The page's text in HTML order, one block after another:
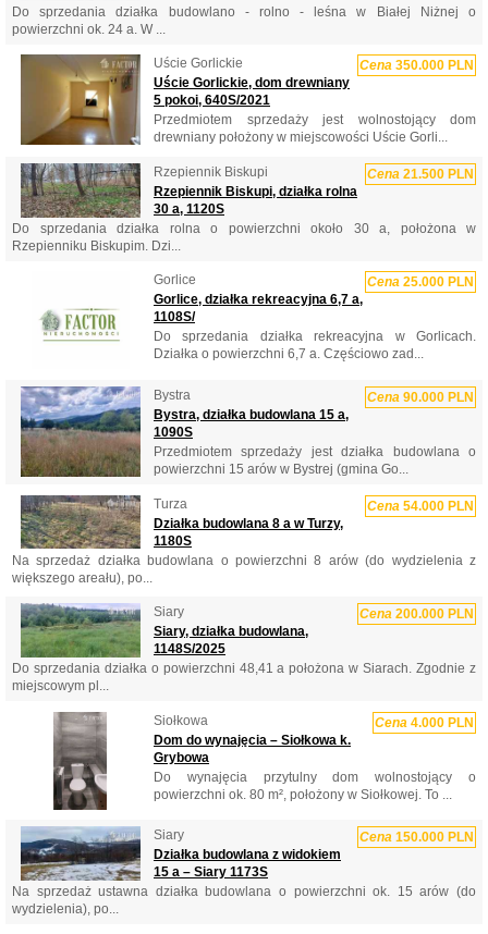
Do sprzedania działka budowlano - rolno - leśna w Białej Niżnej o
powierzchni ok. 24 a. W ...
Uście Gorlickie Cena 350.000 PLN
Uście Gorlickie, dom drewniany
5 pokoi, 640S/2021
Przedmiotem sprzedaży jest wolnostojący dom
drewniany położony w miejscowości Uście Gorli...
Rzepiennik Biskupi Cena 21.500 PLN
Rzepiennik Biskupi, działka rolna
30 a, 1120S
Do sprzedania działka rolna o powierzchni około 30 a, położona w
Rzepienniku Biskupim. Dzi...
Gorlice Cena 25.000 PLN
Gorlice, działka rekreacyjna 6,7 a,
1108S/
Do sprzedania działka rekreacyjna w Gorlicach.
Działka o powierzchni 6,7 a. Częściowo zad...
Bystra Cena 90.000 PLN
Bystra, działka budowlana 15 a,
1090S
Przedmiotem sprzedaży jest działka budowlana o
powierzchni 15 arów w Bystrej (gmina Go...
Turza Cena 54.000 PLN
Działka budowlana 8 a w Turzy,
1180S
Na sprzedaż działka budowlana o powierzchni 8 arów (do wydzielenia z
większego areału), po...
Siary Cena 200.000 PLN
Siary, działka budowlana,
1148S/2025
Do sprzedania działka o powierzchni 48,41 a położona w Siarach. Zgodnie z
miejscowym pl...
Siołkowa Cena 4.000 PLN
Dom do wynajęcia – Siołkowa k.
Grybowa
Do wynajęcia przytulny dom wolnostojący o
powierzchni ok. 80 m², położony w Siołkowej. To ...
Siary Cena 150.000 PLN
Działka budowlana z widokiem
15 a – Siary 1173S
Na sprzedaż ustawna działka budowlana o powierzchni ok. 15 arów (do
wydzielenia), po...